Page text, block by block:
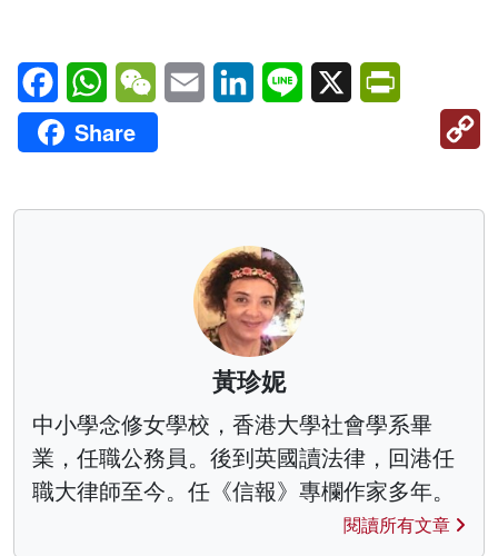
FacebookWhatsAppWeChatEmail LinkedInLine X
Share
黃珍妮
中小學念修女學校，香港大學社會學系畢
業，任職公務員。後到英國讀法律，回港任
職大律師至今。任《信報》專欄作家多年。
閱讀所有文章